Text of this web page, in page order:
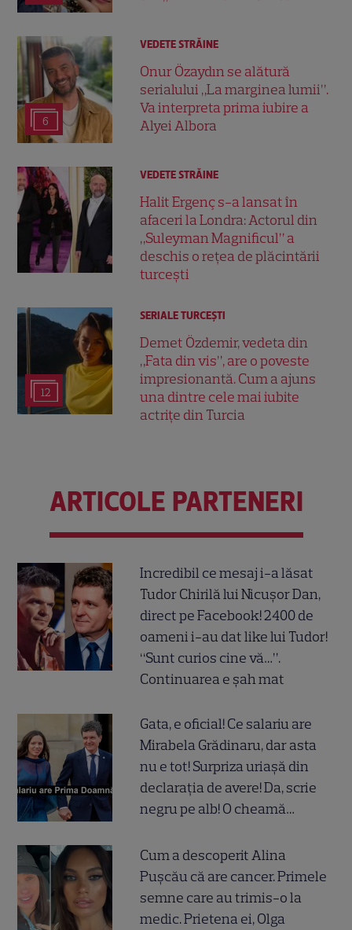
6
VEDETE STRĂINE
Onur Özaydın se alătură
serialului „La marginea lumii”.
Va interpreta prima iubire a
Alyei Albora
VEDETE STRĂINE
Halit Ergenç s-a lansat în
afaceri la Londra: Actorul din
„Suleyman Magnificul” a
deschis o rețea de plăcintării
turcești
12
SERIALE TURCEŞTI
Demet Özdemir, vedeta din
„Fata din vis”, are o poveste
impresionantă. Cum a ajuns
una dintre cele mai iubite
actrițe din Turcia
ARTICOLE PARTENERI
Incredibil ce mesaj i-a lăsat
Tudor Chirilă lui Nicușor Dan,
direct pe Facebook! 2400 de
oameni i-au dat like lui Tudor!
“Sunt curios cine vă…”.
Continuarea e șah mat
Gata, e oficial! Ce salariu are
Mirabela Grădinaru, dar asta
nu e tot! Surpriza uriașă din
declarația de avere! Da, scrie
negru pe alb! O cheamă…
Cum a descoperit Alina
Pușcău că are cancer. Primele
semne care au trimis-o la
medic. Prietena ei, Olga